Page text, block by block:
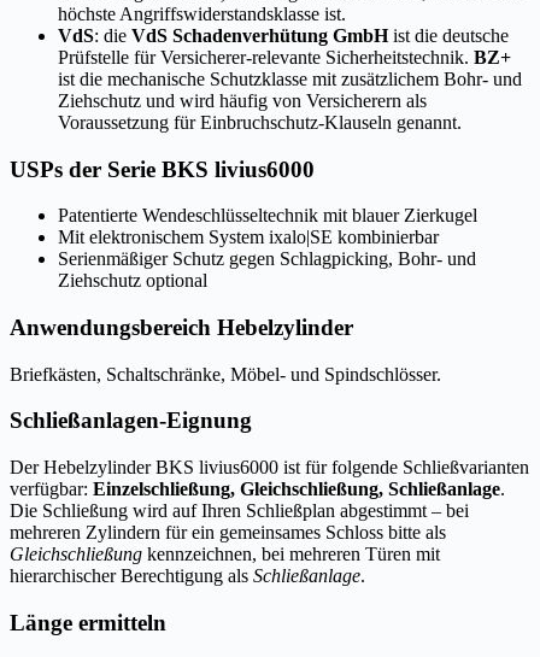
höchste Angriffswiderstandsklasse ist.
VdS: die VdS Schadenverhütung GmbHist die deutsche
Prüfstelle für Versicherer-relevante Sicherheitstechnik. BZ+
ist die mechanische Schutzklasse mit zusätzlichem Bohr- und
Ziehschutz und wird häufig von Versicherern als
Voraussetzung für Einbruchschutz-Klauseln genannt.
USPs der Serie BKS livius6000
Patentierte Wendeschlüsseltechnik mit blauer Zierkugel
Mit elektronischem System ixalo|SE kombinierbar
Serienmäßiger Schutz gegen Schlagpicking, Bohr- und
Ziehschutz optional
Anwendungsbereich Hebelzylinder
Briefkästen, Schaltschränke, Möbel- und Spindschlösser.
Schließanlagen-Eignung
Der Hebelzylinder BKS livius6000 ist für folgende Schließvarianten
verfügbar: Einzelschließung, Gleichschließung, Schließanlage.
Die Schließung wird auf Ihren Schließplan abgestimmt – bei
mehreren Zylindern für ein gemeinsames Schloss bitte als
Gleichschließung kennzeichnen, bei mehreren Türen mit
hierarchischer Berechtigung als Schließanlage.
Länge ermitteln